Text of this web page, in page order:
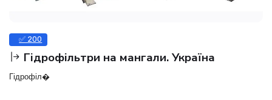
✅ 200
Гідрофільтри на мангали. Україна
Гідрофіл�